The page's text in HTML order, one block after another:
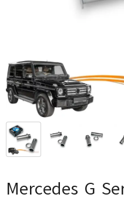
Mercedes G